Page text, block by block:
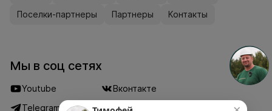
Поселки-партнеры
Партнеры Контакты
Мы в соц сетях
Youtube
Вконтакте
Telegram
Дзен